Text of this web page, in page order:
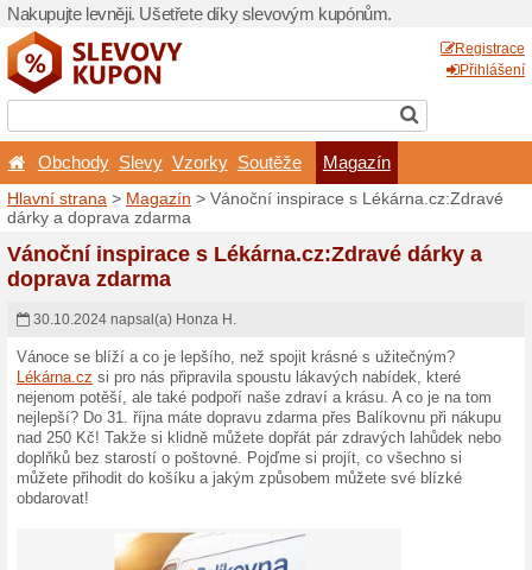
Nakupujte levněji.
Obchody Slevy
Hlavní strana>Magazín
dárky a doprava zdarma